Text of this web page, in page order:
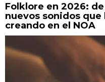
Folklore en 2026:
nuevos sonidos que
creando en el NOA